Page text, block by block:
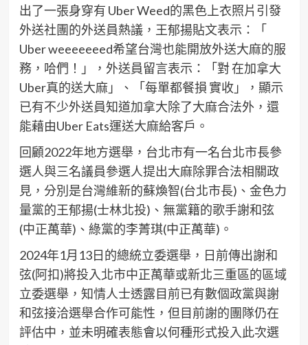
出了一張身穿有 Uber Weed的黑色上衣照片引發
外送社團的外送員熱議，王郁揚貼文表示：「
Uber weeeeeeed希望台灣也能開放外送大麻的服
務，哈們！」，外送員留言表示：「對 在加拿大
Uber真的送大麻」、「每單都餐損 實收」，顯示
已有不少外送員知道加拿大除了大麻合法外，還
能藉由Uber Eats運送大麻給客戶。
回顧2022年地方選舉，台北市有一名台北市長參
選人與三名議員參選人提出大麻除罪合法相關政
見，分別是台灣維新的蘇煥智(台北市長)、金色力
量黨的王郁揚(士林北投)、無黨籍的歌手謝和弦
(中正萬華)、綠黨的李菁琪(中正萬華)。
2024年1月13日的總統立委選舉，日前傳出謝和
弦(阿扣)將投入北市中正萬華或新北三重區的區域
立委選舉，知情人士透露目前已有數個政黨與謝
和弦接洽選舉合作可能性，但目前謝的團隊仍在
評估中，並未明確表態會以何種形式投入此次選